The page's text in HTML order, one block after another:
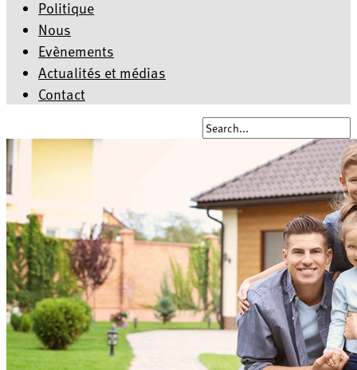
Politique
Nous
Evènements
Actualités et médias
Contact